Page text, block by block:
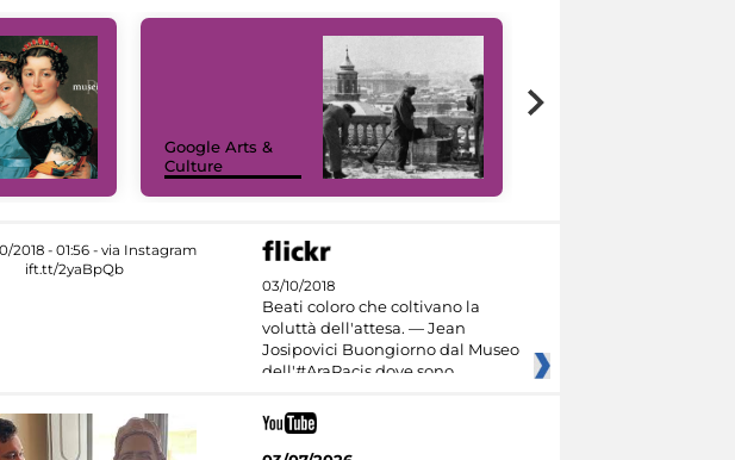
Google Arts &
Culture
03/10/2018
Beati coloro che coltivano la
voluttà dell'attesa. — Jean
Josipovici Buongiorno dal Museo
dell'#AraPacis dove sono